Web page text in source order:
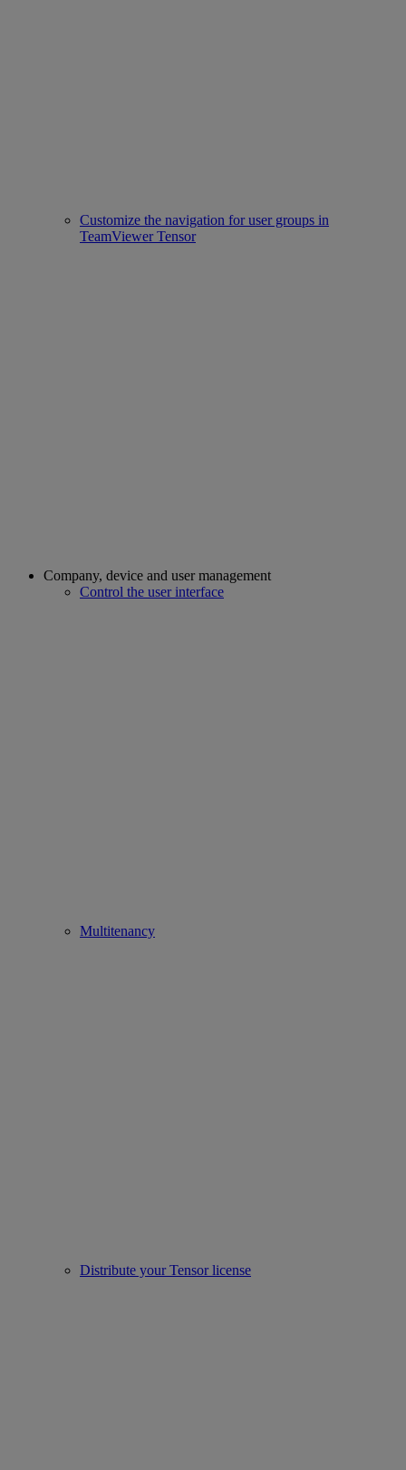
Customize the navigation for user groups in
TeamViewer Tensor
Company, device and user management
Control the user interface
Multitenancy
Distribute your Tensor license